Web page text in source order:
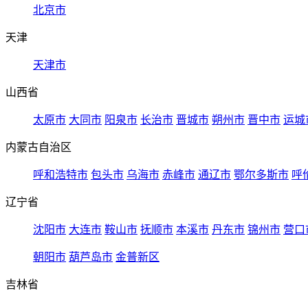
北京市
天津
天津市
山西省
太原市 大同市 阳泉市 长治市 晋城市 朔州市 晋中市 运城
内蒙古自治区
呼和浩特市 包头市 乌海市 赤峰市 通辽市 鄂尔多斯市 呼
辽宁省
沈阳市 大连市 鞍山市 抚顺市 本溪市 丹东市 锦州市 营口
朝阳市 葫芦岛市 金普新区
吉林省